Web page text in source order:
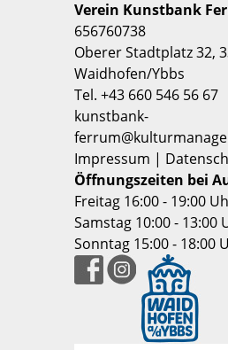
Verein Kunstbank
656760738
Oberer Stadtplatz 32,
Waidhofen/Ybbs
Tel. +43 660 546 56 67
kunstbank-
Impressum |
Öffnungszeiten bei
Freitag 16:00 - 19:00
Samstag 10:00 - 13:00
Sonntag 15:00 - 18:00